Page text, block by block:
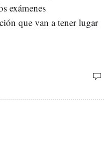
exámenes
que van a tener lugar